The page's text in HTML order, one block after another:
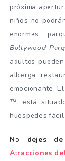
próxima
niños no
enormes
Bollywood
adultos
alberga
emocionante.
™, está
huéspedes
No dejes
Atracciones